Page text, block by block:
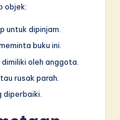
objek:
untuk dipinjam.
buku ini.
oleh anggota.
rusak parah.
diperbaiki.